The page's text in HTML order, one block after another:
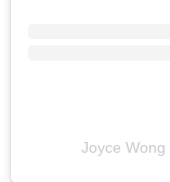
Joyce Wong